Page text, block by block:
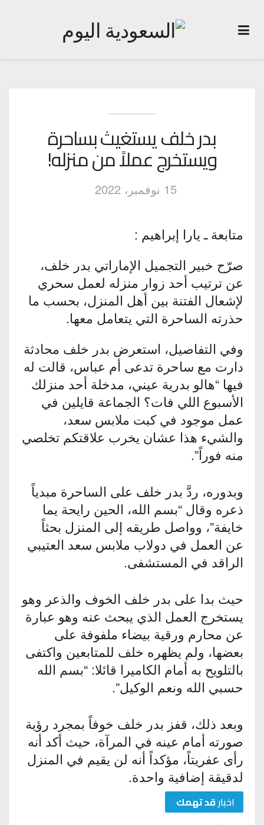
بدر خلف يستغيث بساحرة
ويستخرج عملاً من منزله!
15 نوفمبر، 2022
متابعة ـ يارا إبراهيم :
صرّح خبير التجميل الإماراتي بدر خلف،
عن ترتيب أحد زوار منزله لعمل سحري
لإشعال الفتنة بين أهل المنزل، بحسب ما
حذرته الساحرة التي يتعامل معها.
وفي التفاصيل، استعرض بدر خلف محادثة
دارت مع ساحرة تدعى أم عباس، قالت له
فيها “هالو بدرية عيني، مدخلة أحد منزلك
الأسبوع اللي فات؟ الجماعة قايلين في
عمل موجود في كبت ملابس سعد،
والشيء هذا عشان يخرب علاقتكم تخلصي
منه فوراً”.
وبدوره، ردَّ بدر خلف على الساحرة مبدياً
ذعره وقال “بسم الله، الحين رايحة يما
خايفة”، وواصل طريقه إلى المنزل بحثاً
عن العمل في دولاب ملابس سعد العتيبي
الراقد في المستشفى.
حيث بدا على بدر خلف الخوف والذعر وهو
يستخرج العمل الذي يبحث عنه وهو عبارة
عن محارم ورقية بيضاء ملفوفة على
بعضها، ولم يظهره خلف للمتابعين واكتفى
بالتلويح به أمام الكاميرا قائلا: “بسم الله
حسبي الله ونعم الوكيل”.
وبعد ذلك، قفز بدر خلف خوفاً بمجرد رؤية
صورته أمام عينه في المرآة، حيث أكد أنه
رأى عفريتاً، مؤكداً أنه لن يقيم في المنزل
لدقيقة إضافية واحدة.
اخبارقد تهمك